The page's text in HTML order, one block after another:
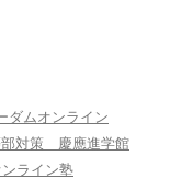
ムオンライン
部対策 慶應進学館
ライン塾